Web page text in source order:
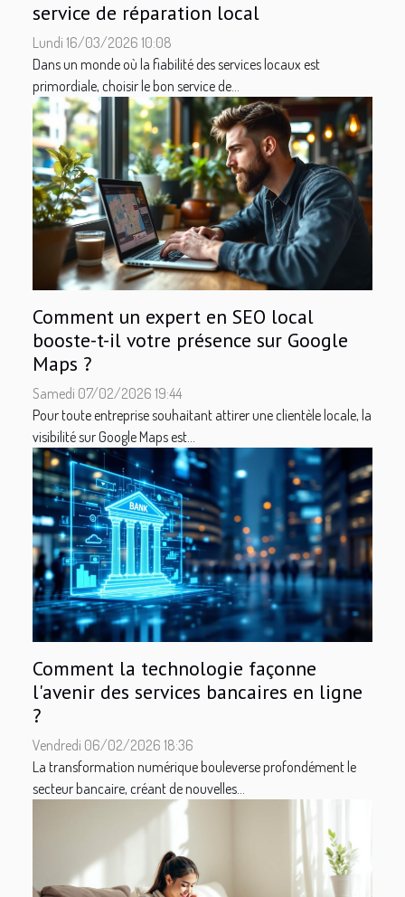
service de réparation local
Lundi 16/03/2026 10:08
Dans un monde où la fiabilité des services locaux est
primordiale, choisir le bon service de...
Comment un expert en SEO local
booste-t-il votre présence sur Google
Maps ?
Samedi 07/02/2026 19:44
Pour toute entreprise souhaitant attirer une clientèle locale, la
visibilité sur Google Maps est...
Comment la technologie façonne
l'avenir des services bancaires en ligne
?
Vendredi 06/02/2026 18:36
La transformation numérique bouleverse profondément le
secteur bancaire, créant de nouvelles...